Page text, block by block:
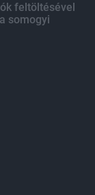
feltöltésével
somogyi